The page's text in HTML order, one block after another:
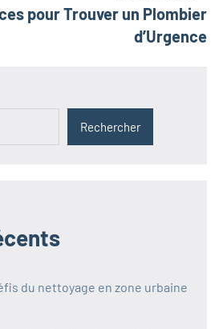
pour Trouver un Plombier
d’Urgence
Rechercher
du nettoyage en zone urbaine